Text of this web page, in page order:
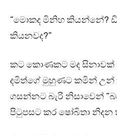
“මොකද මිනිහ කියන්නේ?
කියනවද?”
කට කොණකට මද සිනාවක්
දමිත්ගේ මුහුණට කමින් උන්
ගසන්නට බැරි නිසාවෙන්
පිටුපසට කර ෂෝබිතා නිදන